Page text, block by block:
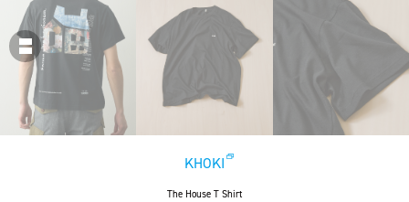
KHOKI
The House T Shirt